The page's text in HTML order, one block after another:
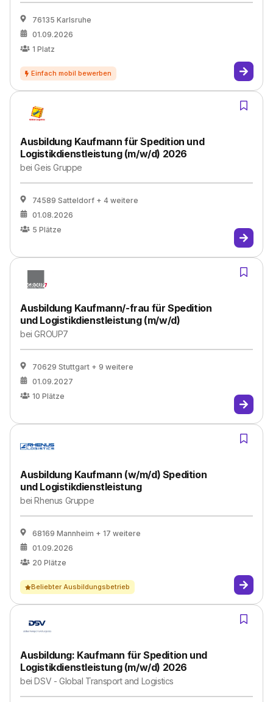
76135 Karlsruhe
01.09.2026
1 Platz
Ausbildung Kaufmann für Spedition und
Logistikdienstleistung (m/w/d) 2026
beiGeis Gruppe
74589 Satteldorf + 4 weitere
01.08.2026
5 Plätze
Ausbildung Kaufmann/-frau für Spedition
und Logistikdienstleistung (m/w/d)
beiGROUP7
70629 Stuttgart + 9 weitere
01.09.2027
10 Plätze
Ausbildung Kaufmann (w/m/d) Spedition
und Logistikdienstleistung
beiRhenus Gruppe
68169 Mannheim + 17 weitere
01.09.2026
20 Plätze
Beliebter Ausbildungsbetrieb
Ausbildung: Kaufmann für Spedition und
Logistikdienstleistung (m/w/d) 2026
beiDSV - Global Transport and Logistics